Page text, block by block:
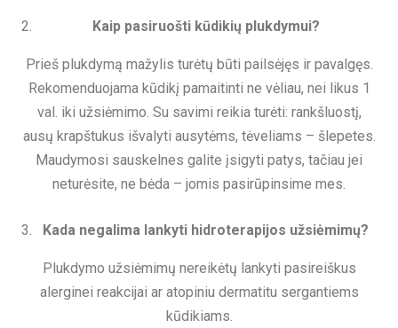
Kaip pasiruošti kūdikių plukdymui?
Prieš plukdymą mažylis turėtų būti pailsėjęs ir pavalgęs.
Rekomenduojama kūdikį pamaitinti ne vėliau, nei likus 1
val. iki užsiėmimo. Su savimi reikia turėti: rankšluostį,
ausų krapštukus išvalyti ausytėms, tėveliams – šlepetes.
Maudymosi sauskelnes galite įsigyti patys, tačiau jei
neturėsite, ne bėda – jomis pasirūpinsime mes.
Kada negalima lankyti hidroterapijos užsiėmimų?
Plukdymo užsiėmimų nereikėtų lankyti pasireiškus
alerginei reakcijai ar atopiniu dermatitu sergantiems
kūdikiams.